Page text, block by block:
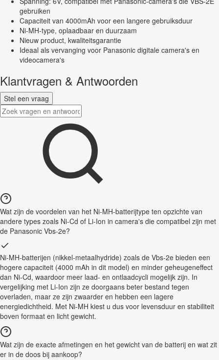
gebruiken
Capaciteit van 4000mAh voor een langere gebruiksduur
Ni-MH-type, oplaadbaar en duurzaam
Nieuw product, kwaliteitsgarantie
Ideaal als vervanging voor Panasonic digitale camera's en
videocamera's
Klantvragen & Antwoorden
Stel een vraag
Wat zijn de voordelen van het Ni-MH-batterijtype ten opzichte van
andere types zoals Ni-Cd of Li-Ion in camera's die compatibel zijn met
de Panasonic Vbs-2e?
Ni-MH-batterijen (nikkel-metaalhydride) zoals de Vbs-2e bieden een
hogere capaciteit (4000 mAh in dit model) en minder geheugeneffect
dan Ni-Cd, waardoor meer laad- en ontlaadcycli mogelijk zijn. In
vergelijking met Li-Ion zijn ze doorgaans beter bestand tegen
overladen, maar ze zijn zwaarder en hebben een lagere
energiedichtheid. Met Ni-MH kiest u dus voor levensduur en stabiliteit
boven formaat en licht gewicht.
Wat zijn de exacte afmetingen en het gewicht van de batterij en wat zit
er in de doos bij aankoop?